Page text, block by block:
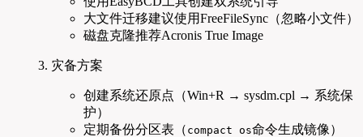
大文件迁移建议使用FreeFileSync（忽略小文件）
磁盘克隆推荐Acronis True Image
灾备方案
创建系统还原点（Win+R → sysdm.cpl → 系统保
护）
定期备份分区表（ compact os命令生成镜像）